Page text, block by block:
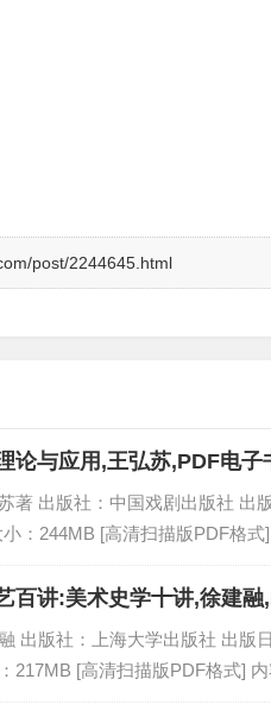
post/2244645.html
论与应用,王弘苏,PDF电子
著 出版社：中国戏剧出版社 出
：244MB [高清扫描版PDF格式
百讲:美术史学十讲,徐建
出版社：上海大学出版社 出版
217MB [高清扫描版PDF格式]